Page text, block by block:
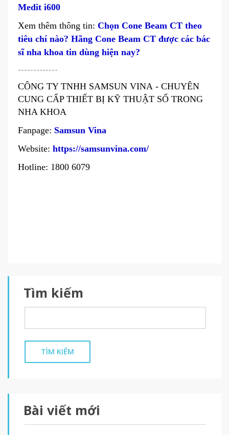
Medit i600
Xem thêm thông tin: Chọn Cone Beam CT theo
tiêu chí nào? Hãng Cone Beam CT được các bác
sĩ nha khoa tin dùng hiện nay?
-------------
CÔNG TY TNHH SAMSUN VINA - CHUYÊN
CUNG CẤP THIẾT BỊ KỸ THUẬT SỐ TRONG
NHA KHOA
Fanpage: Samsun Vina
Website: https://samsunvina.com/
Hotline: 1800 6079
Tìm kiếm
TÌM KIẾM
Bài viết mới